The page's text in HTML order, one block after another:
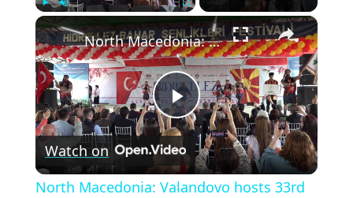
Play Fullscreen ×
Play
Video
North Macedonia: Valandovo hosts 33rd International Hidirellez Spring Festival in North Macedonia.
Watch on
North Macedonia: Valandovo hosts 33rd